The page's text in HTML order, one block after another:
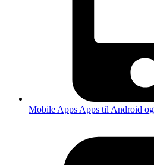
Mobile Apps Apps til Android